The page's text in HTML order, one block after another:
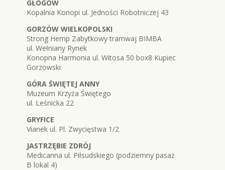
GŁOGÓW
Kopalnia Konopi ul. Jedności Robotniczej 43
GORZÓW WIELKOPOLSKI
Strong Hemp Zabytkowy tramwaj BIMBA
ul. Wełniany Rynek
Konopna Harmonia ul. Witosa 50 box8 Kupiec
Gorzowski
GÓRA ŚWIĘTEJ ANNY
Muzeum Krzyża Świętego
ul. Leśnicka 22
GRYFICE
Vianek ul. Pl. Zwycięstwa 1/2
JASTRZĘBIE ZDRÓJ
Medicanna ul. Piłsudskiego (podziemny pasaż
B lokal 4)